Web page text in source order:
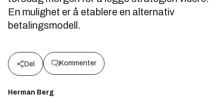
En mulighet er å etablere en alternativ
betalingsmodell.
Del Kommenter
Herman Berg